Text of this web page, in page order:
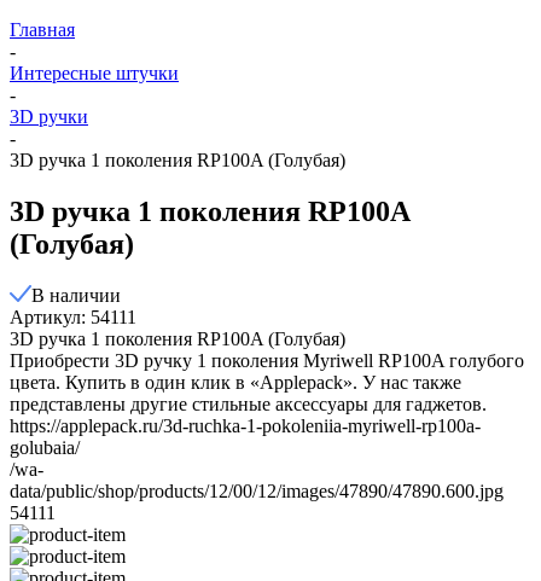
Главная
-
Интересные штучки
-
3D ручки
-
3D ручка 1 поколения RP100A (Голубая)
3D ручка 1 поколения RP100A
(Голубая)
В наличии
Артикул: 54111
3D ручка 1 поколения RP100A (Голубая)
Приобрести 3D ручку 1 поколения Myriwell RP100A голубого
цвета. Купить в один клик в «Applepack». У нас также
представлены другие стильные аксессуары для гаджетов.
https://applepack.ru/3d-ruchka-1-pokoleniia-myriwell-rp100a-
golubaia/
/wa-
data/public/shop/products/12/00/12/images/47890/47890.600.jpg
54111